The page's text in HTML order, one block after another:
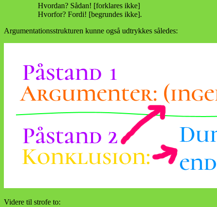
Hvordan? Sådan! [forklares ikke]
Hvorfor? Fordi! [begrundes ikke].
Argumentationsstrukturen kunne også udtrykkes således:
Videre til strofe to: